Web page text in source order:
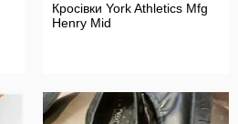
Кросівки York Athletics Mfg
Henry Mid